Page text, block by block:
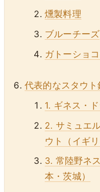
燻製料理
ブルーチーズ
ガトーショ
代表的なスタウト
1. ギネス・
2. サミュエ
ウト（イギリ
3. 常陸野ネ
本・茨城）